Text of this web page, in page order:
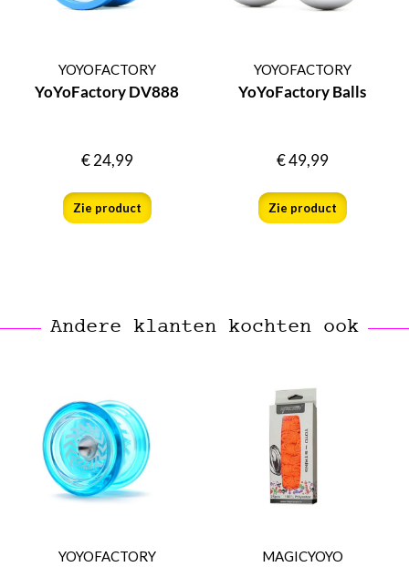
YOYOFACTORY
YoYoFactory DV888
€24,99
Zie product
YOYOFACTORY
YoYoFactory Balls
€49,99
Zie product
Andere klanten kochten ook
YOYOFACTORY MAGICYOYO